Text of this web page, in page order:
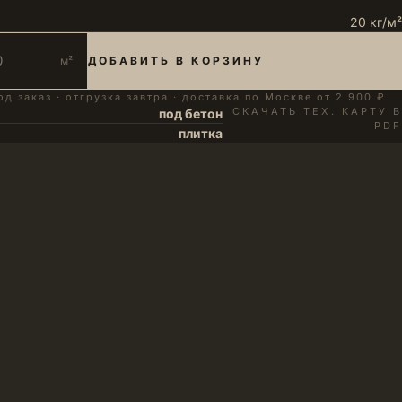
20 кг/м²
м² ДОБАВИТЬ В КОРЗИНУ
заказ · отгрузка завтра · доставка по Москве от 2 900 ₽
под бетон
плитка
СКАЧАТЬ ТЕХ. КАРТУ В
PDF